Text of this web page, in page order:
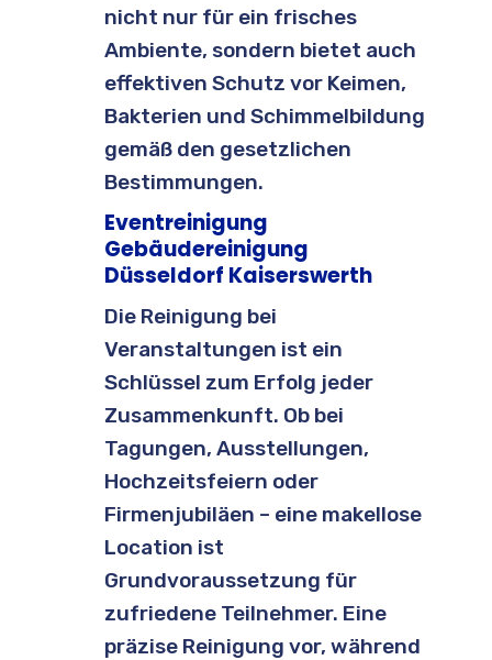
nicht nur für ein frisches
Ambiente, sondern bietet auch
effektiven Schutz vor Keimen,
Bakterien und Schimmelbildung
gemäß den gesetzlichen
Bestimmungen.
Eventreinigung
Gebäudereinigung
Düsseldorf Kaiserswerth
Die Reinigung bei
Veranstaltungen ist ein
Schlüssel zum Erfolg jeder
Zusammenkunft. Ob bei
Tagungen, Ausstellungen,
Hochzeitsfeiern oder
Firmenjubiläen – eine makellose
Location ist
Grundvoraussetzung für
zufriedene Teilnehmer. Eine
präzise Reinigung vor, während